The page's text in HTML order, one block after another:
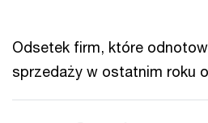
Odsetek firm, które
sprzedaży w ostatnim roku